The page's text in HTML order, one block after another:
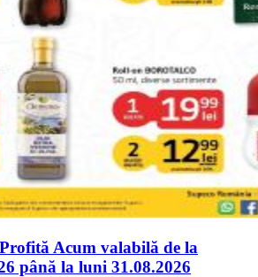
Acum valabilă de la
până la luni 31.08.2026